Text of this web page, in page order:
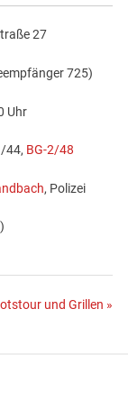
27
725)
Uhr
44, BG-2/48
, Polizei
und Grillen »